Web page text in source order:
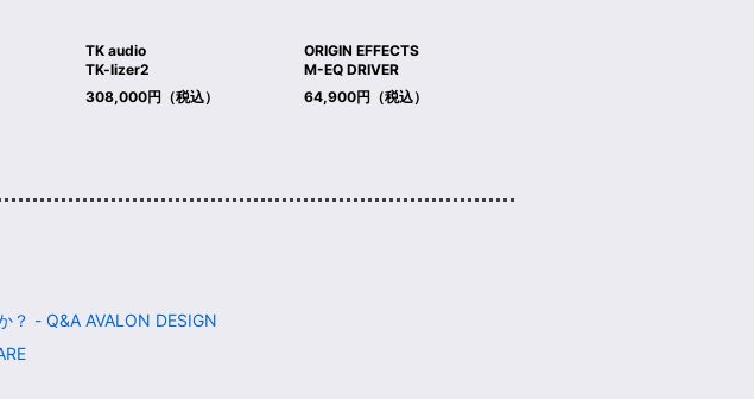
TK audio
TK-lizer2
308,000円（税込）
ORIGIN EFFECTS
M-EQ DRIVER
64,900円（税込）
？ - Q&A AVALON DESIGN